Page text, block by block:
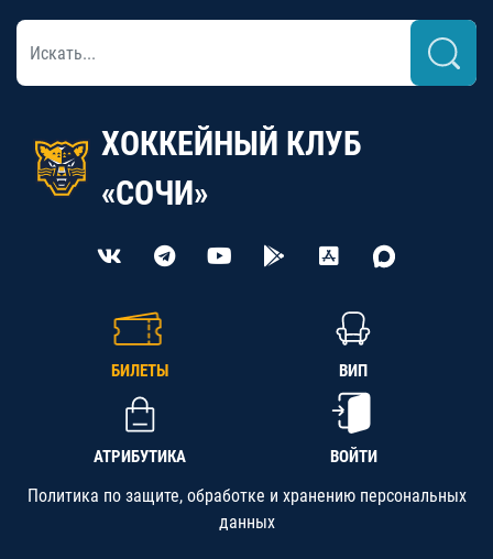
ХОККЕЙНЫЙ КЛУБ
«СОЧИ»
БИЛЕТЫ ВИП
АТРИБУТИКА ВОЙТИ
Политика по защите, обработке и хранению персональных
данных